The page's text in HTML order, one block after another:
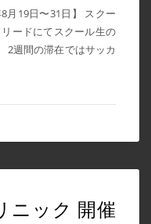
月19日〜31日】 スクー
ードにてスクール生の
2週間の滞在ではサッカ
ニック 開催